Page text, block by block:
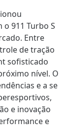
911 Turbo S
Entre
de tração
sofisticado
nível. O
e a se
e inovação
e